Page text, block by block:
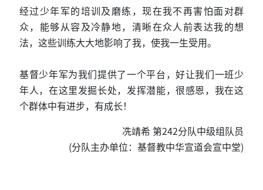
经过少年军的培训及磨练，现在我不再害怕面对群
众，能够从容及冷静地，清晰在众人前表达我的想
法，这些训练大大地影响了我，使我一生受用。
基督少年军为我们提供了一个平台，好让我们一班少
年人，在这里发掘长处，发挥潜能，很感恩，我在这
个群体中有进步，有成长！
冼靖希 第242分队中级组队员
(分队主办单位：基督教中华宣道会宣中堂)